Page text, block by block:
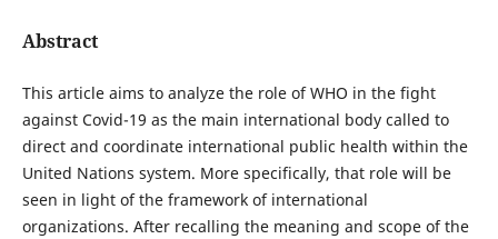
Abstract
This article aims to analyze the role of WHO in the fight
against Covid-19 as the main international body called to
direct and coordinate international public health within the
United Nations system. More specifically, that role will be
seen in light of the framework of international
organizations. After recalling the meaning and scope of the